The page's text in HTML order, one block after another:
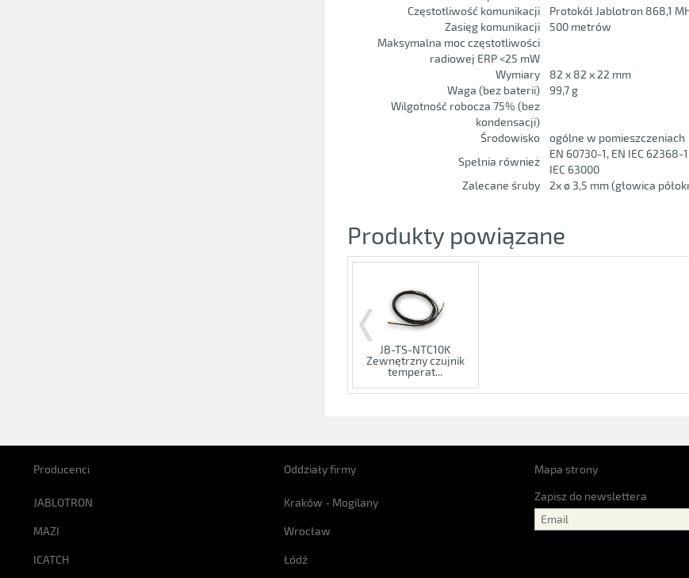
Częstotliwość komunikacji
Protokół Jablotron 868,1
Zasięg komunikacji
500 metrów
Maksymalna moc częstotliwości
radiowej ERP <25 mW
Wymiary
82 x 82 x 22 mm
Waga (bez baterii)
99,7 g
Wilgotność robocza 75% (bez
kondensacji)
Środowisko
ogólne w pomieszczeniach
Spełnia również
EN 60730-1, EN IEC 62368-
IEC 63000
Zalecane śruby
2x ø 3,5 mm (głowica
Produkty powiązane
JB-TS-NTC10K
Zewnętrzny czujnik
temperat...
Producenci
JABLOTRON
MAZI
ICATCH
Oddziały firmy
Kraków - Mogilany
Wrocław
Łódź
Mapa strony
Zapisz do newslettera